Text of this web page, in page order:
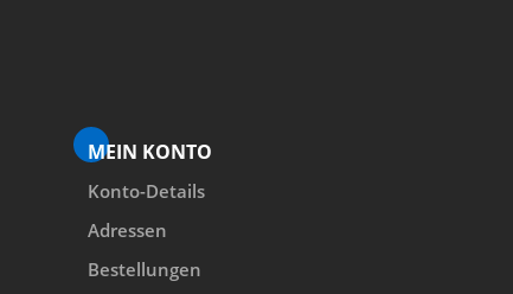
MEIN KONTO
Konto-Details
Adressen
Bestellungen